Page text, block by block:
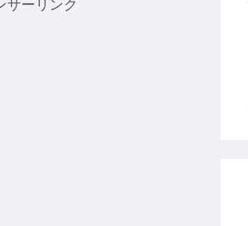
サーリンク